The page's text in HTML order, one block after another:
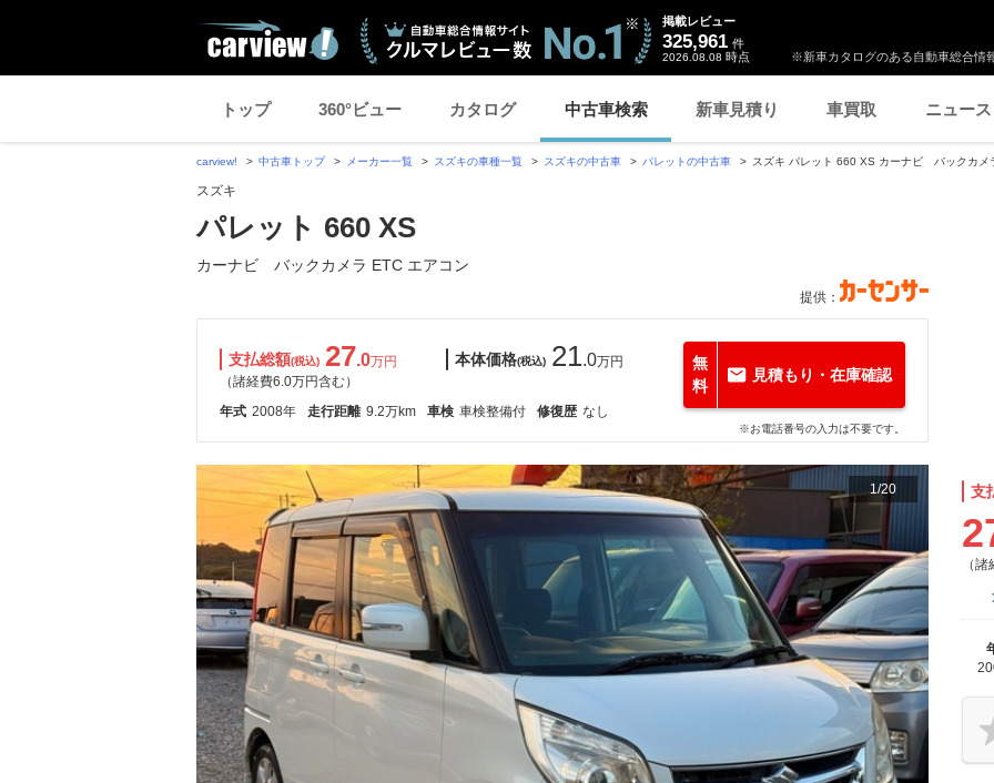
※新車カタログのある自動車総合情
掲載レビュー
325,961 件
2026.08.08 時点
トップ 360°ビュー カタログ 中古車検索 新車見積り 車買取 ニュース
carview! 中古車トップ メーカー一覧 スズキの車種一覧 スズキの中古車 パレットの中古車 スズキ パレット 660 XS カーナビ バックカメ
スズキ
パレット 660 XS
カーナビ バックカメラ ETC エアコン
提供：
支払総額(税込) 27.0万円
（諸経費6.0万円含む）
本体価格(税込) 21.0万円
年式 2008年 走行距離 9.2万km 車検 車検整備付 修復歴 なし
無
料
見積もり・在庫確認
※お電話番号の入力は不要です。
1/20 支
（